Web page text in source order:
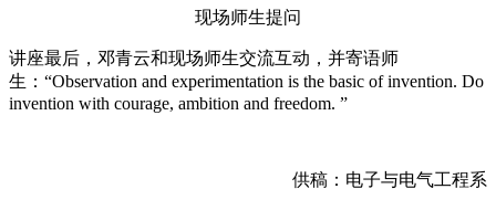
现场师生提问
讲座最后，邓青云和现场师生交流互动，并寄语师
生：“Observation and experimentation is the basic of invention. Do
invention with courage, ambition and freedom. ”
供稿：电子与电气工程系